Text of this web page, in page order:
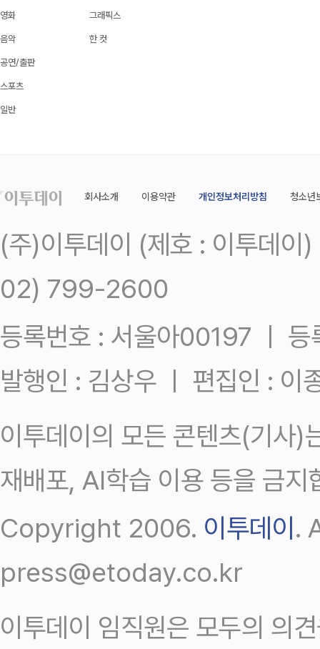
영화
음악
공연/출판
스포츠
일반
그래픽스
한 컷
회사소개 이용약관 개인정보처리방침 청소년
(주)이투데이 (제호 : 이투데
02) 799-2600
등록번호 : 서울아00197 ㅣ
발행인 : 김상우 ㅣ 편집인 : 이
이투데이의 모든 콘텐츠(기사)
재배포, AI학습 이용 등을 금지
Copyright 2006. 이투데이 .
press@etoday.co.kr
이투데이 임직원은 모두의 의